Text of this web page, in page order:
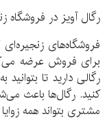
رگال آویز در فروشگاه
فروشگاه‌های
برای فروش عرضه
رگالی دارید تا
کنید. رگال‌ها باعث
مشتری بتواند همه